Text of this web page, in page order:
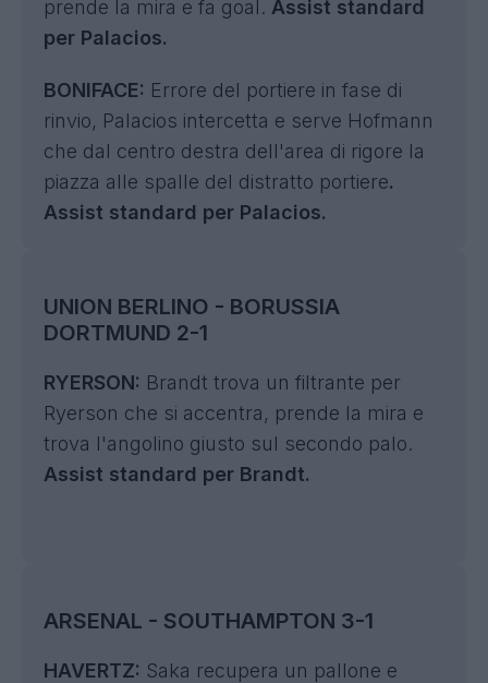
prende la mira e fa goal. Assist standard
per Palacios.
BONIFACE: Errore del portiere in fase di
rinvio, Palacios intercetta e serve Hofmann
che dal centro destra dell'area di rigore la
piazza alle spalle del distratto portiere.
Assist standard per Palacios.
UNION BERLINO - BORUSSIA
DORTMUND 2-1
RYERSON: Brandt trova un filtrante per
Ryerson che si accentra, prende la mira e
trova l'angolino giusto sul secondo palo.
Assist standard per Brandt.
ARSENAL - SOUTHAMPTON 3-1
HAVERTZ: Saka recupera un pallone e